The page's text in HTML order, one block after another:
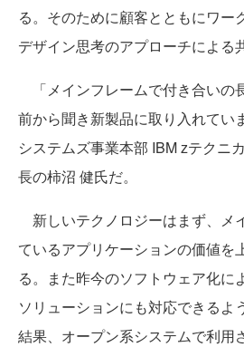
る。そのために顧客とともにワー
デザイン思考のアプローチによる
「メインフレームで付き合いの
前から聞き新製品に取り入れてい
システムズ事業本部 IBM zテクニ
長の柿沼 健氏だ。
新しいテクノロジーはまず、メ
ているアプリケーションの価値を
る。また昨今のソフトウェア化に
ソリューションにも対応できるよ
結果、オープン系システムで利用